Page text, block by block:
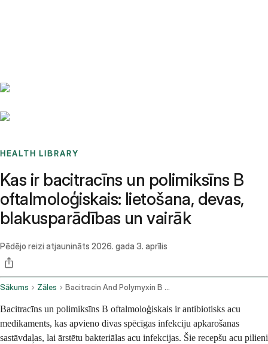
HEALTH LIBRARY
Kas ir bacitracīns un polimiksīns B
oftalmoloģiskais: lietošana, devas,
blakusparādības un vairāk
Pēdējo reizi atjaunināts 2026. gada 3. aprīlis
Sākums Zāles Bacitracin And Polymyxin B Ophthalmic Route
Bacitracīns un polimiksīns B oftalmoloģiskais ir antibiotisks acu
medikaments, kas apvieno divas spēcīgas infekciju apkarošanas
sastāvdaļas, lai ārstētu bakteriālas acu infekcijas. Šie recepšu acu pilieni